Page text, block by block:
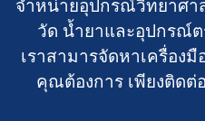
จำหน่ายอุปกรณ์วิทยาศา
วัด น้ำยาและอุปกรณ์
เราสามารจัดหาเครื่อง
คุณต้องการ เพียงติดต่